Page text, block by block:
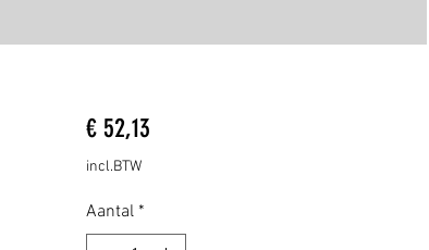
€ 52,13Prijs
incl.BTW
Aantal *